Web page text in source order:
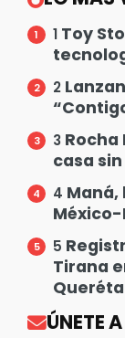
1 Toy
2
3 Rocha
casa
4
5
Tirana
ÚNETE